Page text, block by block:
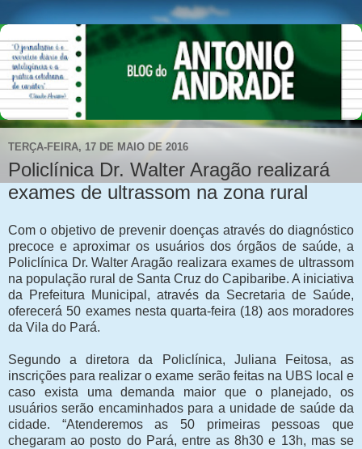
TERÇA-FEIRA, 17 DE MAIO DE 2016
Policlínica Dr. Walter Aragão realizará
exames de ultrassom na zona rural
Com o objetivo de prevenir doenças através do diagnóstico
precoce e aproximar os usuários dos órgãos de saúde, a
Policlínica Dr. Walter Aragão realizara exames de ultrassom
na população rural de Santa Cruz do Capibaribe. A iniciativa
da Prefeitura Municipal, através da Secretaria de Saúde,
oferecerá 50 exames nesta quarta-feira (18) aos moradores
da Vila do Pará.
Segundo a diretora da Policlínica, Juliana Feitosa, as
inscrições para realizar o exame serão feitas na UBS local e
caso exista uma demanda maior que o planejado, os
usuários serão encaminhados para a unidade de saúde da
cidade. “Atenderemos as 50 primeiras pessoas que
chegaram ao posto do Pará, entre as 8h30 e 13h, mas se